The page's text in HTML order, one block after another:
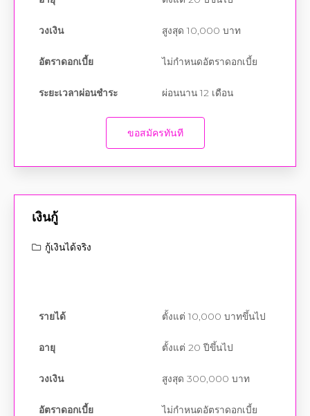
วงเงิน สูงสุด 10,000 บาท
อัตราดอกเบี้ย ไม่กำหนดอัตราดอกเบี้ย
ระยะเวลาผ่อนชำระ ผ่อนนาน 12 เดือน
ขอสมัครทันที
เงินกู้
กู้เงินได้จริง
รายได้ ตั้งแต่ 10,000 บาทขึ้นไป
อายุ ตั้งแต่ 20 ปีขึ้นไป
วงเงิน สูงสุด 300,000 บาท
อัตราดอกเบี้ย ไม่กำหนดอัตราดอกเบี้ย